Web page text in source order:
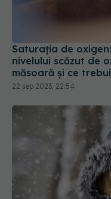
Saturația de
nivelului scăzut de
mmHG
22 sep 2023, 22:54